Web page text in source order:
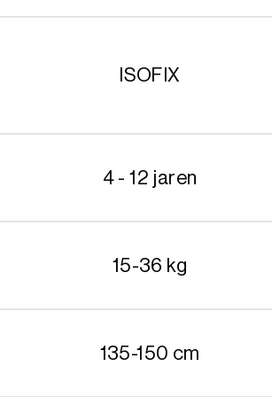
ISOFIX
4 - 12 jaren
15-36 kg
135-150 cm